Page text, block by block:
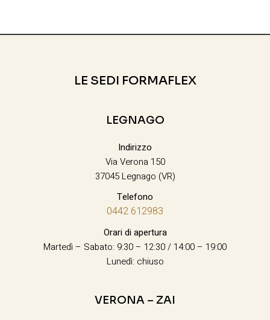
LE SEDI FORMAFLEX
LEGNAGO
Indirizzo
Via Verona 150
37045 Legnago (VR)
Telefono
0442 612983
Orari di apertura
Martedì – Sabato: 9:30 – 12:30 / 14:00 – 19:00
Lunedì: chiuso
VERONA – ZAI